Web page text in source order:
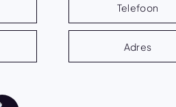
Telefoon
Adres